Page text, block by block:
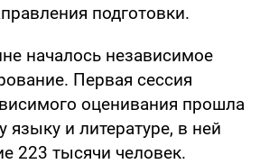
подготовки.
началось независимое
Первая сессия
оценивания прошла
языку и литературе, в ней
223 тысячи человек.